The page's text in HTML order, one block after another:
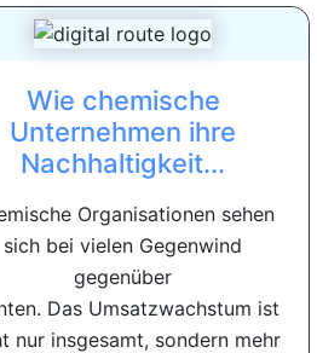
Wie chemische
Unternehmen ihre
Nachhaltigkeit...
Organisationen sehen
sich bei vielen Gegenwind
gegenüber
Das Umsatzwachstum ist
nur insgesamt, sondern mehr